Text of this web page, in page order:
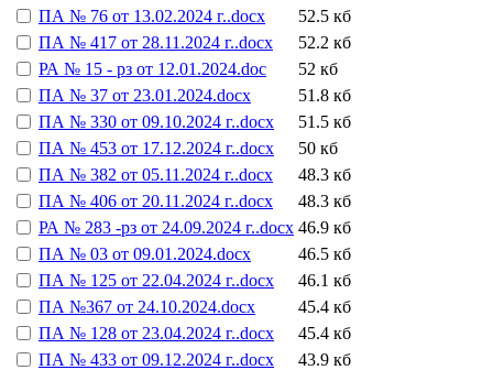
ПА № 76 от 13.02.2024 г..docx
52.5 кб
ПА № 417 от 28.11.2024 г..docx
52.2 кб
РА № 15 - рз от 12.01.2024.doc
52 кб
ПА № 37 от 23.01.2024.docx
51.8 кб
ПА № 330 от 09.10.2024 г..docx
51.5 кб
ПА № 453 от 17.12.2024 г..docx
50 кб
ПА № 382 от 05.11.2024 г..docx
48.3 кб
ПА № 406 от 20.11.2024 г..docx
48.3 кб
РА № 283 -рз от 24.09.2024 г..docx 46.9 кб
ПА № 03 от 09.01.2024.docx
46.5 кб
ПА № 125 от 22.04.2024 г..docx
46.1 кб
ПА №367 от 24.10.2024.docx
45.4 кб
ПА № 128 от 23.04.2024 г..docx
45.4 кб
ПА № 433 от 09.12.2024 г..docx
43.9 кб